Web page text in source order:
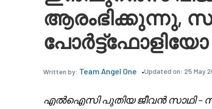
ആരംഭിക്കുന്നു,
പോർട്ട്ഫോളിയോ
Written by: Team Angel One Updated on: 25 May
എൽഐസി പുതിയ ജീവൻ സാഥി –